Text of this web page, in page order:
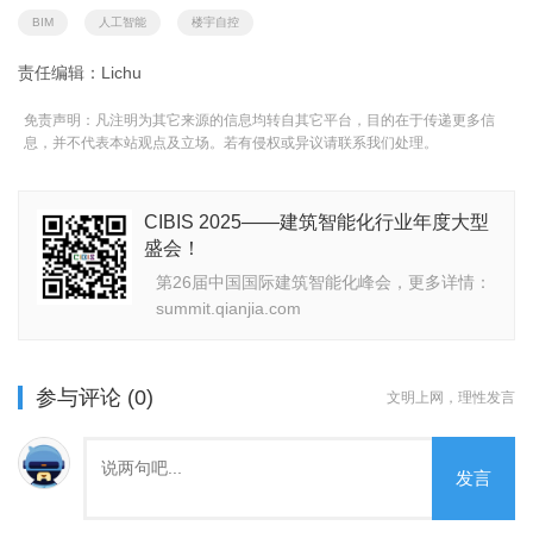
BIM 人工智能 楼宇自控
责任编辑：Lichu
免责声明：凡注明为其它来源的信息均转自其它平台，目的在于传递更多信
息，并不代表本站观点及立场。若有侵权或异议请联系我们处理。
CIBIS 2025——建筑智能化行业年度大型
盛会！
第26届中国国际建筑智能化峰会，更多详情：
summit.qianjia.com
参与评论 (0) 文明上网，理性发言
发言